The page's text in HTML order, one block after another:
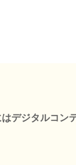
デジタルコン